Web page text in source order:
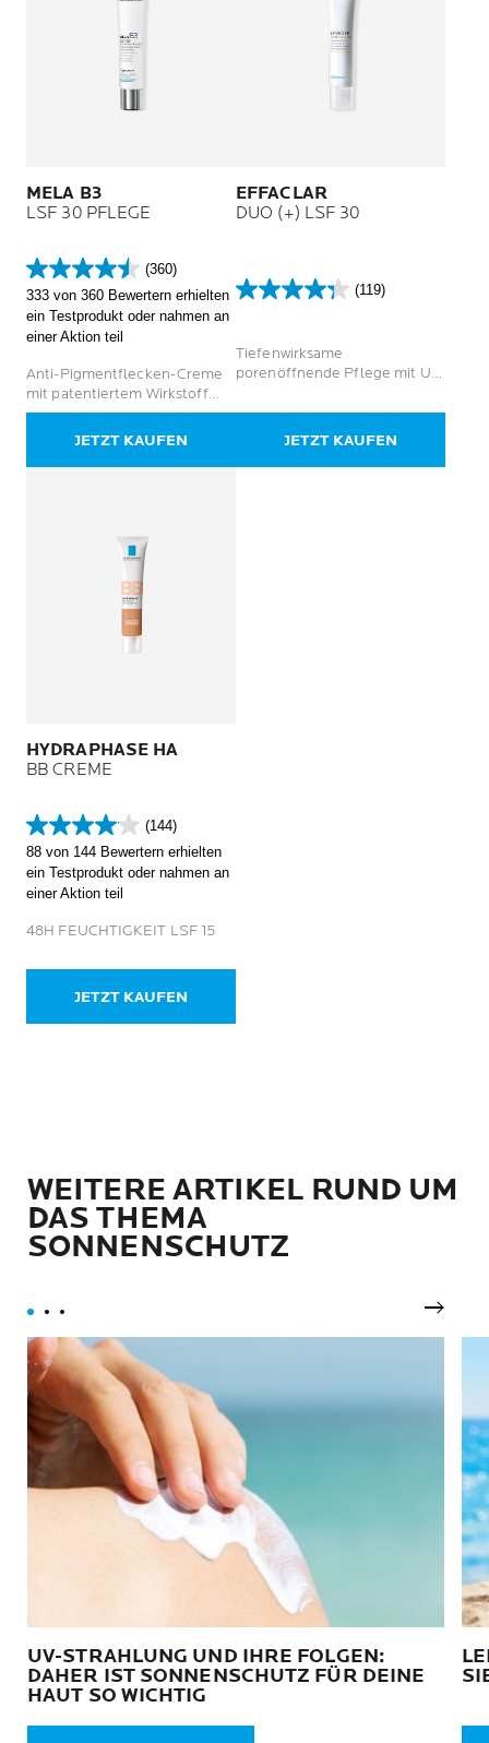
MELA B3
LSF 30 PFLEGE
(360)
4.5
von
5
Sternen.
Bewertungen
333 von 360 Bewertern erhielten
ein Testprodukt oder nahmen an
einer Aktion teil
Anti-Pigmentflecken-Creme
mit patentiertem Wirkstoff
Melasyl, LSF 30 und 5 %
NiacinamidJETZT KAUFEN
EFFACLAR
DUO (+) LSF 30
(119)
4.3
Sternen.
119
Tiefenwirksame
porenöffnende Pflege mit UV-
JETZT KAUFEN
HYDRAPHASE HA
BB CREME
(144)
4.1
von
5
Sternen.
Bewertungen
88 von 144 Bewertern erhielten
ein Testprodukt oder nahmen an
einer Aktion teil
48H FEUCHTIGKEIT LSF 15
JETZT KAUFEN
WEITERE ARTIKEL RUND UM
DAS THEMA
SONNENSCHUTZ
UV-STRAHLUNG UND IHRE FOLGEN:
DAHER IST SONNENSCHUTZ FÜR DEINE
HAUT SO WICHTIG